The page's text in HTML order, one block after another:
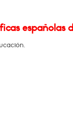
españolas